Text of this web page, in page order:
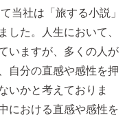
当社は「旅する小説」
した。人生において、
いますが、多くの人が
自分の直感や感性を押
いかと考えておりま
における直感や感性を